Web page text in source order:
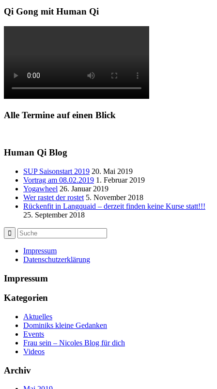
Qi Gong mit Human Qi
Alle Termine auf einen Blick
Human Qi Blog
SUP Saisonstart 2019 20. Mai 2019
Vortrag am 08.02.2019 1. Februar 2019
Yogawheel 26. Januar 2019
Wer rastet der rostet 5. November 2018
Rückenfit in Langquaid – derzeit finden keine Kurse statt!!!
25. September 2018
Impressum
Datenschutzerklärung
Impressum
Kategorien
Aktuelles
Dominiks kleine Gedanken
Events
Frau sein – Nicoles Blog für dich
Videos
Archiv